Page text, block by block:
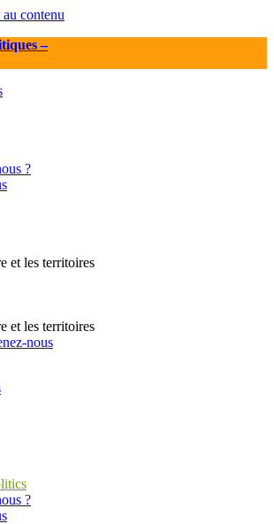
contenu
–
?
et les territoires
et les territoires
nous
?